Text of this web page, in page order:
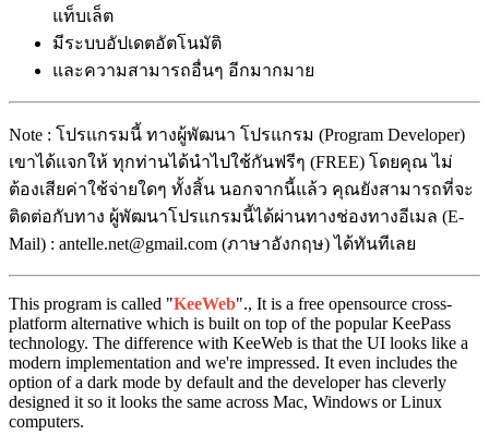
แท็บเล็ต
มีระบบอัปเดตอัตโนมัติ
และความสามารถอื่นๆ อีกมากมาย
Note : โปรแกรมนี้ ทางผู้พัฒนา โปรแกรม (Program Developer)
เขาได้แจกให้ ทุกท่านได้นำไปใช้กันฟรีๆ (FREE) โดยคุณ ไม่
ต้องเสียค่าใช้จ่ายใดๆ ทั้งสิ้น นอกจากนี้แล้ว คุณยังสามารถที่จะ
ติดต่อกับทาง ผู้พัฒนาโปรแกรมนี้ได้ผ่านทางช่องทางอีเมล (E-
Mail) : antelle.net@gmail.com (ภาษาอังกฤษ) ได้ทันทีเลย
This program is called "KeeWeb"., It is a free opensource cross-
platform alternative which is built on top of the popular KeePass
technology. The difference with KeeWeb is that the UI looks like a
modern implementation and we're impressed. It even includes the
option of a dark mode by default and the developer has cleverly
designed it so it looks the same across Mac, Windows or Linux
computers.